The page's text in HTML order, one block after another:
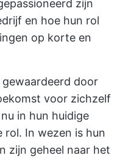
zijn
en hoe hun rol
op korte en
door
voor zichzelf
in hun huidige
rol. In wezen is hun
zijn geheel naar het